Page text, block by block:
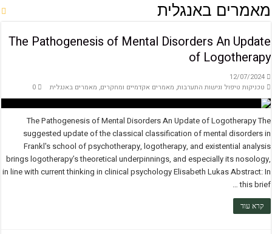
מאמרים באנגלית
The Pathogenesis of Mental Disorders An Update
of Logotherapy
12/07/2024
טכניקות טיפול וגישות התערבות, מאמרים אקדמיים ומחקרים, מאמרים באנגלית 0
The Pathogenesis of Mental Disorders An Update of Logotherapy The
suggested update of the classical classification of mental disorders in
Frankl's school of psychotherapy, logotherapy, and existential analysis
brings logotherapy’s theoretical underpinnings, and especially its nosology,
in line with current thinking in clinical psychology Elisabeth Lukas Abstract: In
this brief …
קרא עוד